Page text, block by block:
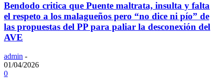
Bendodo critica que Puente maltrata, insulta y falta
el respeto a los malagueños pero “no dice ni pío” de
las propuestas del PP para paliar la desconexión del
AVE
admin -
01/04/2026
0